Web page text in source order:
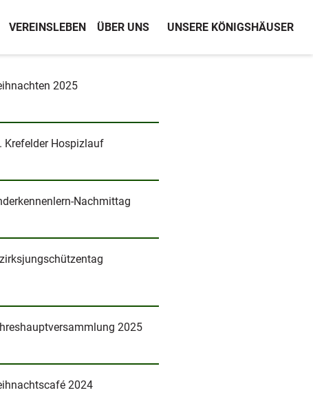
VEREINSLEBEN ÜBER UNS UNSERE KÖNIGSHÄUSER
2025
Krefelder Hospizlauf
Nachmittag
2025
2024